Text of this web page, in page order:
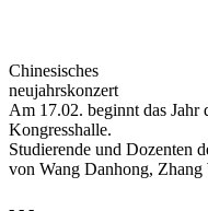
Chinesisches
neujahrskonzert
Am 17.02. beginnt das
Kongresshalle.
Studierende und Dozenten
von Wang Danhong,